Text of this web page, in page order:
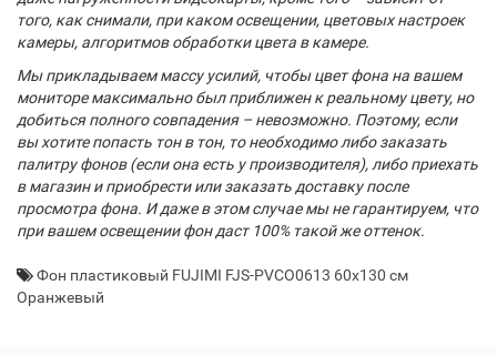
того, как снимали, при каком освещении, цветовых настроек
камеры, алгоритмов обработки цвета в камере.
Мы прикладываем массу усилий, чтобы цвет фона на вашем
мониторе максимально был приближен к реальному цвету, но
добиться полного совпадения – невозможно. Поэтому, если
вы хотите попасть тон в тон, то необходимо либо заказать
палитру фонов (если она есть у производителя), либо приехать
в магазин и приобрести или заказать доставку после
просмотра фона. И даже в этом случае мы не гарантируем, что
при вашем освещении фон даст 100% такой же оттенок.
Фон пластиковый FUJIMI FJS-PVCO0613 60х130 см
Оранжевый